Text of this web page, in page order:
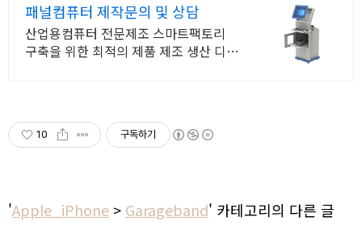
패널컴퓨터 제작문의 및 상담
산업용컴퓨터 전문제조 스마트팩토리
구축을 위한 최적의 제품 제조 생산 디앤
10 구독하기
'Apple_iPhone > Garageband' 카테고리의 다른 글